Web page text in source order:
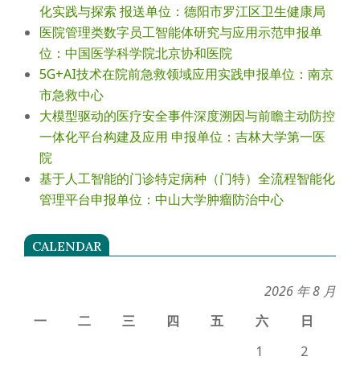
化实践与探索 报送单位：德阳市罗江区卫生健康局
医院管理类数字员工智能体研究与应用示范申报单
位：中国医学科学院北京协和医院
5G+AI技术在院前急救领域应用实践申报单位：南京
市急救中心
大模型驱动的医疗安全事件深度溯因与前瞻主动防控
一体化平台构建及应用 申报单位：吉林大学第一医
院
基于人工智能的门诊特定病种（门特）全流程智能化
管理平台申报单位：中山大学肿瘤防治中心
CALENDAR
2026 年 8 月
一
二 三 四 五 六
日
1
2